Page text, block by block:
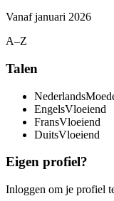
Vanaf januari 2026
A–Z
Talen
Nederlands
EngelsVloeiend
FransVloeiend
DuitsVloeiend
Eigen profiel?
Inloggen om je profiel